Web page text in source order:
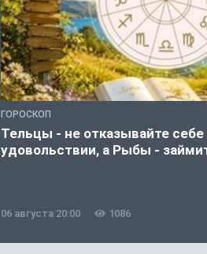
ГОРОСКОП
Тельцы - не отказывайте
удовольствии, а Рыбы -
06 августа 20:00 1086